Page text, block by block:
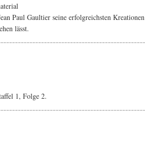
Paul Gaultier seine erfolgreichsten Kreationen
lässt.
1, Folge 2.